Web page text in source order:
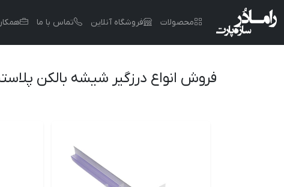
محصولات فروشگاه آنلاین تماس با ما
فروش انواع درزگیر شیشه بالکن